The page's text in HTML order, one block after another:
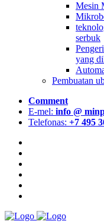
Mesin
serbuk
yang
Pembuatan
Comment
E-mel: info @
Telefonas: +7 495